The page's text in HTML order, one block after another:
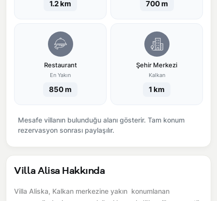
1.2 km 700 m
Restaurant
En Yakın
850 m
Şehir Merkezi
Kalkan
1 km
Mesafe villanın bulunduğu alanı gösterir. Tam konum
rezervasyon sonrası paylaşılır.
Villa Alisa Hakkında
Villa Aliska, Kalkan merkezine yakın konumlanan